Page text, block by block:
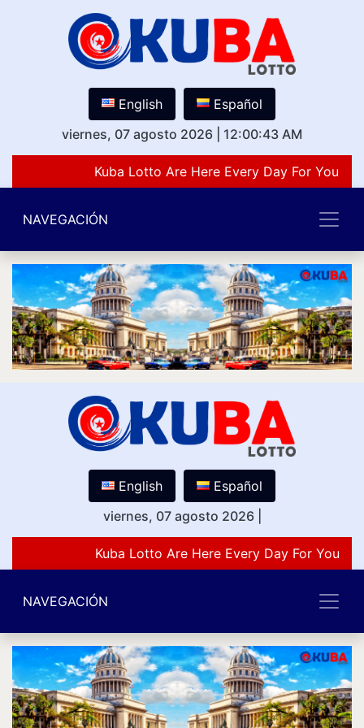
English
Español
viernes, 07 agosto 2026
12:00:43 AM
Kuba Lotto Are Here Every Day For You
NAVEGACIÓN
English
Español
viernes, 07 agosto 2026
Kuba Lotto Are Here Every Day For You
NAVEGACIÓN